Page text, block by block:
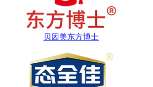
贝因美东方博士